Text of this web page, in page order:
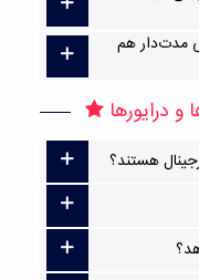
مدت‌دار هم
درایورها
هستند؟